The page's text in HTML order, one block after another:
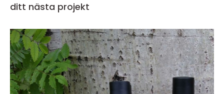
ditt nästa projekt